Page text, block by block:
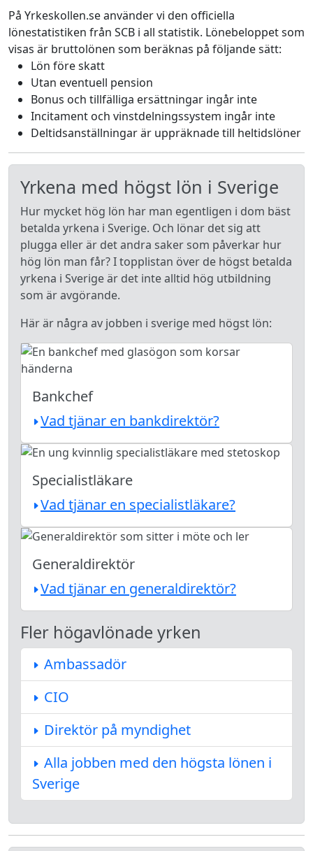
På Yrkeskollen.se använder vi den officiella
lönestatistiken från SCB i all statistik. Lönebeloppet som
visas är bruttolönen som beräknas på följande sätt:
Lön före skatt
Utan eventuell pension
Bonus och tillfälliga ersättningar ingår inte
Incitament och vinstdelningssystem ingår inte
Deltidsanställningar är uppräknade till heltidslöner
Yrkena med högst lön i Sverige
Hur mycket hög lön har man egentligen i dom bäst
betalda yrkena i Sverige. Och lönar det sig att
plugga eller är det andra saker som påverkar hur
hög lön man får? I topplistan över de högst betalda
yrkena i Sverige är det inte alltid hög utbildning
som är avgörande.
Här är några av jobben i sverige med högst lön:
Bankchef
Vad tjänar en bankdirektör?
Specialistläkare
Vad tjänar en specialistläkare?
Generaldirektör
Vad tjänar en generaldirektör?
Fler högavlönade yrken
Ambassadör
CIO
Direktör på myndighet
Alla jobben med den högsta lönen i
Sverige